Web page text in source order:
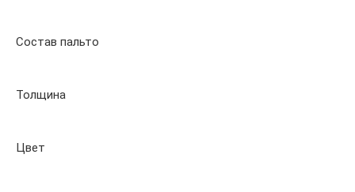
Состав пальто
Толщина
Цвет